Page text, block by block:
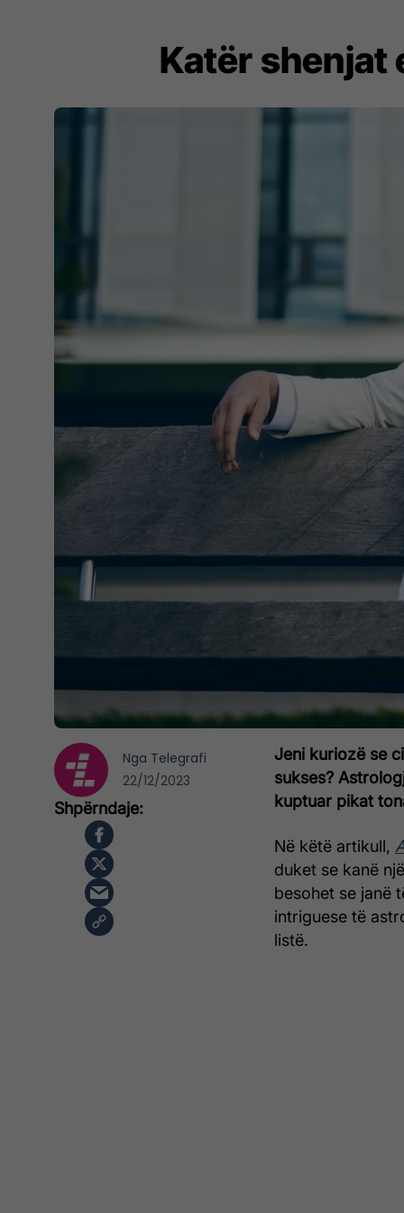
Katër shenjat
Jeni kuriozë se
sukses?
kuptuar pikat
Në këtë artikull,
duket se kanë
besohet se janë
intriguese të
listë.
Nga Telegrafi
22/12/2023